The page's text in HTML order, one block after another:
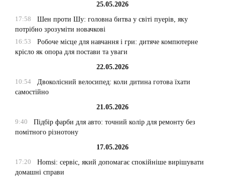
25.05.2026
17:58
Шен проти Шу: головна битва у світі пуерів, яку
потрібно зрозуміти новачкові
16:53
Робоче місце для навчання і гри: дитяче компютерне
крісло як опора для постави та уваги
22.05.2026
10:54
Двоколісний велосипед: коли дитина готова їхати
самостійно
21.05.2026
9:40
Підбір фарби для авто: точний колір для ремонту без
помітного різнотону
17.05.2026
17:20
Homsi: сервіс, який допомагає спокійніше вирішувати
домашні справи